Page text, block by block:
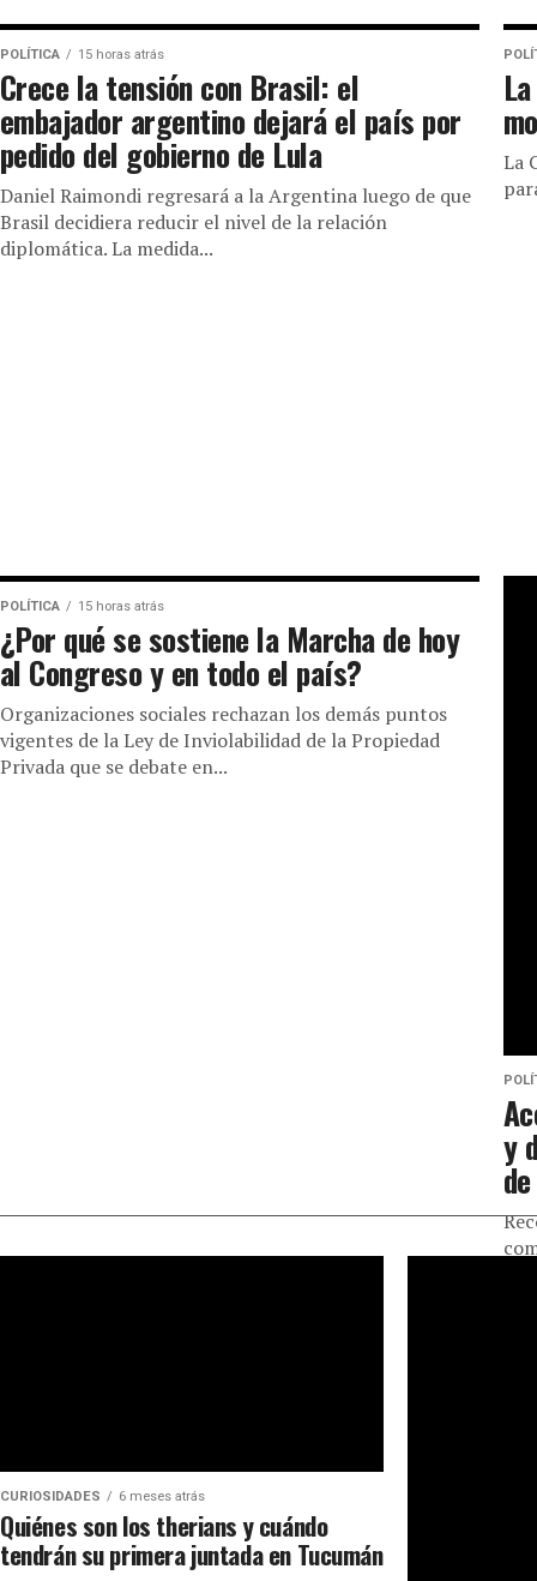
POLÍTICA 15 horas atrás
Crece la tensión con Brasil: el
embajador argentino dejará el país por
pedido del gobierno de Lula
Daniel Raimondi regresará a la Argentina luego de que
Brasil decidiera reducir el nivel de la relación
diplomática. La medida...
La
POLÍTICA 15 horas atrás
¿Por qué se sostiene la Marcha de hoy
al Congreso y en todo el país?
Organizaciones sociales rechazan los demás puntos
vigentes de la Ley de Inviolabilidad de la Propiedad
Privada que se debate en...
y
CURIOSIDADES 6 meses atrás
Quiénes son los therians y cuándo
tendrán su primera juntada en Tucumán